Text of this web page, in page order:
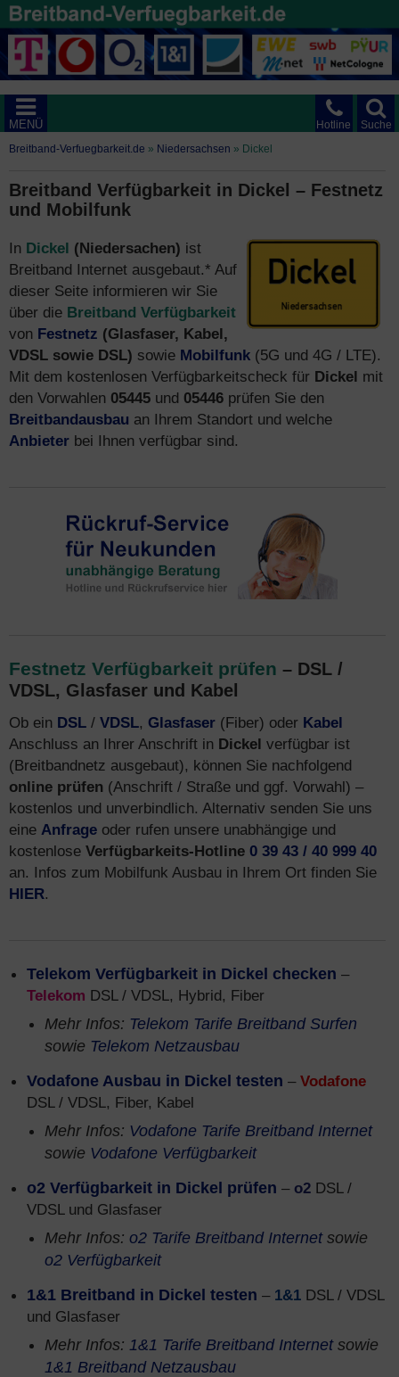
Suche
Hotline
MENÜ
Breitband-Verfuegbarkeit.de » Niedersachsen » Dickel
Breitband Verfügbarkeit in Dickel – Festnetz
und Mobilfunk
In Dickel (Niedersachen) ist
Breitband Internet ausgebaut.* Auf
dieser Seite informieren wir Sie
über die Breitband Verfügbarkeit
von Festnetz (Glasfaser, Kabel,
VDSL sowie DSL) sowie Mobilfunk (5G und 4G / LTE).
Mit dem kostenlosen Verfügbarkeitscheck für Dickel mit
den Vorwahlen 05445 und 05446 prüfen Sie den
Breitbandausbau an Ihrem Standort und welche
Anbieter bei Ihnen verfügbar sind.
Festnetz Verfügbarkeit prüfen – DSL /
VDSL, Glasfaser und Kabel
Ob ein DSL / VDSL, Glasfaser (Fiber) oder Kabel
Anschluss an Ihrer Anschrift in Dickel verfügbar ist
(Breitbandnetz ausgebaut), können Sie nachfolgend
online prüfen (Anschrift / Straße und ggf. Vorwahl) –
kostenlos und unverbindlich. Alternativ senden Sie uns
eine Anfrage oder rufen unsere unabhängige und
kostenlose Verfügbarkeits-Hotline 0 39 43 / 40 999 40
an. Infos zum Mobilfunk Ausbau in Ihrem Ort finden Sie
HIER.
Telekom Verfügbarkeit in Dickel checken –
Telekom DSL / VDSL, Hybrid, Fiber
Mehr Infos: Telekom Tarife Breitband Surfen
sowie Telekom Netzausbau
Vodafone Ausbau in Dickel testen – Vodafone
DSL / VDSL, Fiber, Kabel
Mehr Infos: Vodafone Tarife Breitband Internet
sowie Vodafone Verfügbarkeit
o2 Verfügbarkeit in Dickel prüfen – o2 DSL /
VDSL und Glasfaser
Mehr Infos: o2 Tarife Breitband Internetsowie
o2 Verfügbarkeit
1&1 Breitband in Dickel testen – 1&1 DSL / VDSL
und Glasfaser
Mehr Infos: 1&1 Tarife Breitband Internetsowie
1&1 Breitband Netzausbau